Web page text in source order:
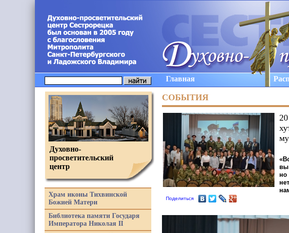
Главная
СОБЫТИЯ
Поделиться
вы
но
Духовно-
просветительский
центр
Храм иконы Тихвинской
Божией Матери
Библиотека памяти Государя
Императора Николая II